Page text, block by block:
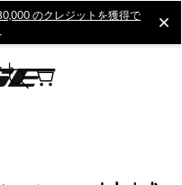
のクレジットを獲得で
ト